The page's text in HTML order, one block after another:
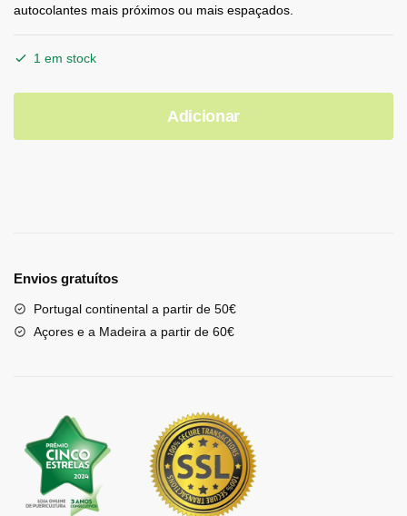
autocolantes mais próximos ou mais espaçados.
1 em stock
Adicionar
Envios gratuítos
Portugal continental a partir de 50€
Açores e a Madeira a partir de 60€